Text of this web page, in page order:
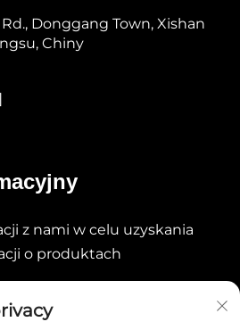
Donggang Town, Xishan
Chiny
z nami w celu uzyskania
o produktach